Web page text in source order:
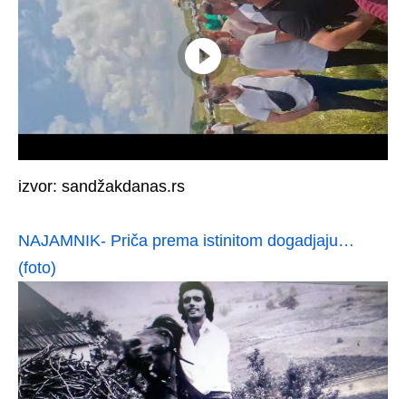
izvor: sandžakdanas.rs
NAJAMNIK- Priča prema istinitom dogadjaju…
(foto)